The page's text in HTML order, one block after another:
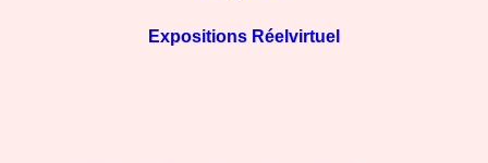
Expositions Réelvirtuel